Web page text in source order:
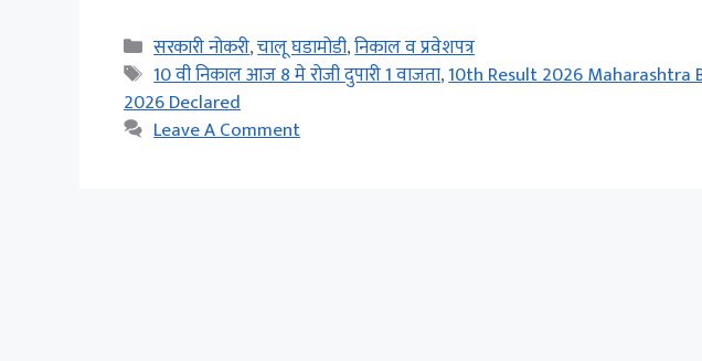
Categories
सरकारी नोकरी,चालू घडामोडी,निकाल व प्रवेशपत्र
Tags
10 वी निकाल आज 8 मे रोजी दुपारी 1 वाजता,10th Result 2026 Maharashtra
2026 Declared
Leave A Comment